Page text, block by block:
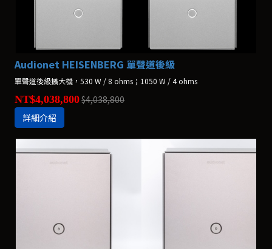
Audionet HEISENBERG 單聲道後級
單聲道後級擴大機，530 W / 8 ohms；1050 W / 4 ohms
NT$4,038,800$4,038,800
詳細介紹